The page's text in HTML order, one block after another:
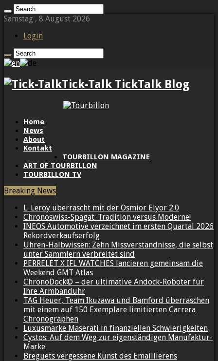
Samstag , 8 August 2026
Login
Tick-Talk TickTalk Blog
Home
News
About
Kontakt
TOURBILLON MAGAZINE
ART OF TOURBILLON
TOURBILLON TV
Breaking News
L. Leroy überrascht mit der Osmior Elyor 2.0
Chronoswiss-Spagat: Tradition versus Moderne!
INEOS Automotive verzeichnet im ersten Quartal 2026
Rekordverkaufserfolg
Uhren-Halbwissen: Zehn Missverständnisse, die selbst
unter Sammlern verbreitet sind
PERRELET X IFL WATCHES lancieren gemeinsam die
Weekend GMT Atlas
ChronoDock© – der ultimative Andock-Roboter für
Ihre Armbanduhr
TAG Heuer, Team Ikuzawa und Bamford überraschen
mit einem auf 150 Exemplare limitierten Carrera
Chronographen
Luxusmarke Maserati in finanziellen Schwierigkeiten
Cystos: Auf dem Weg zur eigenständigen Manufaktur-
Marke
Breguets vergessene Kunst des Emaillierens